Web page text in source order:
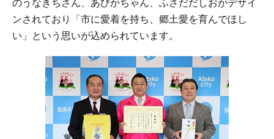
のうなきちさん、あびかちゃん、ふさだだしおがデザイ
ンされており「市に愛着を持ち、郷土愛を育んでほし
い」という思いが込められています。